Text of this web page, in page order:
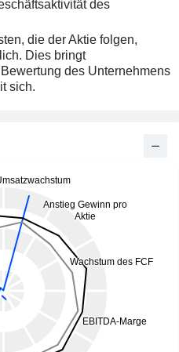
des
die der Aktie folgen,
Dies bringt
des Unternehmens
sich.